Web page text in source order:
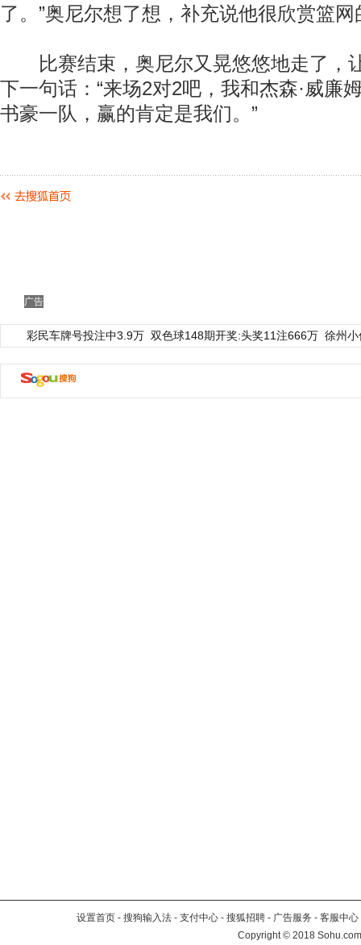
了。”奥尼尔想了想，补充说他很欣赏篮网
比赛结束，奥尼尔又晃悠悠地走了，
下一句话：“来场2对2吧，我和杰森·威廉
书豪一队，赢的肯定是我们。”
广告
彩民车牌号投注中3.9万 双色球148期开奖:头奖11注666万 徐州
设置首页 - 搜狗输入法 - 支付中心 - 搜狐招聘 - 广告服务 - 客服中心
Copyright©2018